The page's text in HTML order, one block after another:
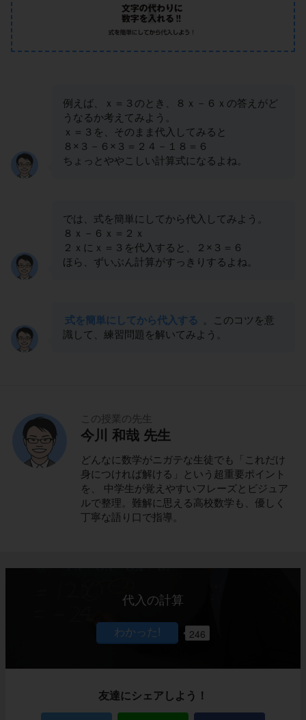
例えば、ｘ＝３のとき、８ｘ－６ｘの答えがど
うなるか考えてみよう。
ｘ＝３を、そのまま代入してみると
８×３－６×３＝２４－１８＝６
ちょっとややこしい計算式になるよね。
では、式を簡単にしてから代入してみよう。
８ｘ－６ｘ＝２ｘ
２ｘにｘ＝３を代入すると、２×３＝６
ほら、ずいぶん計算がすっきりするよね。
式を簡単にしてから代入する
。このコツを意
識して、練習問題を解いてみよう。
この授業の先生
今川 和哉 先生
どんなに数学がニガテな生徒でも「これだけ
身につければ解ける」という超重要ポイント
を、 中学生が覚えやすいフレーズとビジュア
ルで整理。難解に思える高校数学も、優しく
丁寧な語り口で指導。
代入の計算
246
友達にシェアしよう！